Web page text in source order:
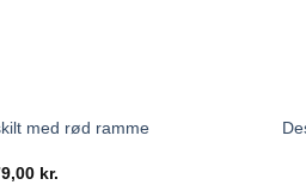
med rød ramme
kr.